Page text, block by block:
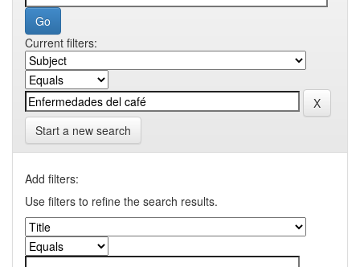
Current filters:
Start a new search
Add filters:
Use filters to refine the search results.